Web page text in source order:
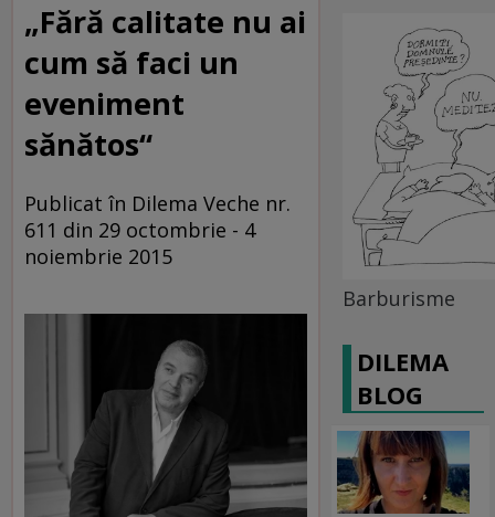
„Fără calitate nu ai
cum să faci un
eveniment
sănătos“
Publicat în Dilema Veche nr.
611 din 29 octombrie - 4
noiembrie 2015
Barburisme
DILEMA
BLOG